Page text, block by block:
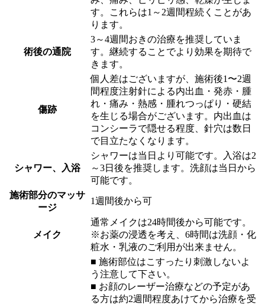
す。これらは1～2週間程続くことがあ
ります。
術後の通院
3～4週間おきの治療を推奨していま
す。継続することでより効果を期待で
きます。
傷跡
個人差はございますが、施術後1〜2週
間程度注射針による内出血・発赤・腫
れ・痛み・熱感・腫れつっぱり・硬結
を生じる場合がございます。内出血は
コンシーラで隠せる程度、針穴は数日
で目立たなくなります。
シャワー、入浴
シャワーは当日より可能です。入浴は2
～3日後を推奨します。洗顔は当日から
可能です。
施術部分のマッサ
ージ
1週間後から可
メイク
通常メイクは24時間後から可能です。
※お薬の浸透を考え、6時間は洗顔・化
粧水・乳液のご利用が出来ません。
■ 施術部位はこすったり刺激しないよ
う注意して下さい。
■ お顔のレーザー治療などの予定があ
る方は約2週間程度あけてから治療を受